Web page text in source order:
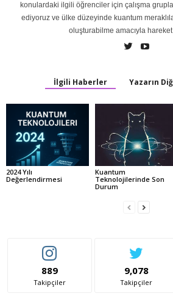
konulardaki ilgili öğrenciler için çalışma
ediyoruz ve ülke düzeyinde kuantum
oluşturabilme amacıyla
İlgili Haberler Yazarın
2024 Yılı
Değerlendirmesi
Kuantum
Teknolojilerinde Son
Durum
889
Takipçiler
9,078
Takipçiler